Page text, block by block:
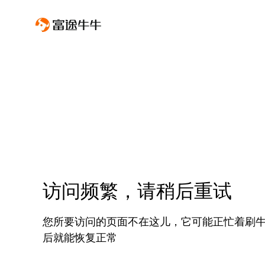
访问频繁，请稍后重试
您所要访问的页面不在这儿，它可能正忙着刷
后就能恢复正常